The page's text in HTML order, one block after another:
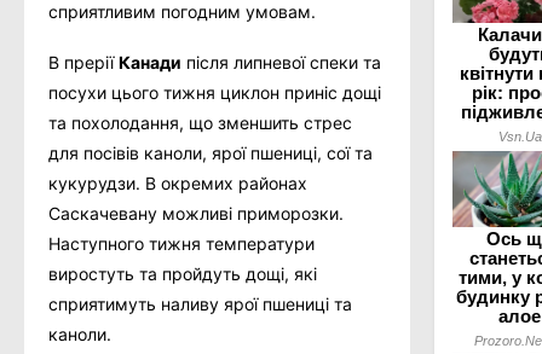
сприятливим погодним умовам.
В преріїКанади після липневої спеки та
посухи цього тижня циклон приніс дощі
та похолодання, що зменшить стрес
для посівів каноли, ярої пшениці, сої та
кукурудзи. В окремих районах
Саскачевану можливі приморозки.
Наступного тижня температури
виростуть та пройдуть дощі, які
сприятимуть наливу ярої пшениці та
каноли.